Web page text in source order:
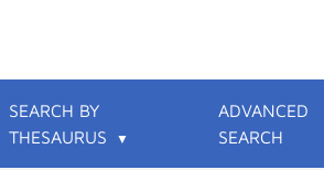
SEARCH BY
THESAURUS
ADVANCED
SEARCH